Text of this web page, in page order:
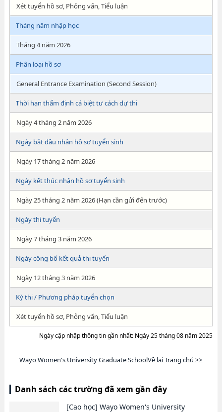
Xét tuyển hồ sơ, Phỏng vấn, Tiểu luận
Tháng năm nhập học
Tháng 4 năm 2026
Phân loại hồ sơ
General Entrance Examination (Second Session)
Thời hạn thẩm định cá biệt tư cách dự thi
Ngày 4 tháng 2 năm 2026
Ngày bắt đầu nhận hồ sơ tuyển sinh
Ngày 17 tháng 2 năm 2026
Ngày kết thúc nhận hồ sơ tuyển sinh
Ngày 25 tháng 2 năm 2026 (Hạn cần gửi đến trước)
Ngày thi tuyển
Ngày 7 tháng 3 năm 2026
Ngày công bố kết quả thi tuyển
Ngày 12 tháng 3 năm 2026
Kỳ thi / Phương pháp tuyển chọn
Xét tuyển hồ sơ, Phỏng vấn, Tiểu luận
Ngày cập nhập thông tin gần nhất: Ngày 25 tháng 08 năm 2025
Wayo Women's University Graduate SchoolVề lại Trang chủ >>
Danh sách các trường đã xem gần đây
[Cao học] Wayo Women's University